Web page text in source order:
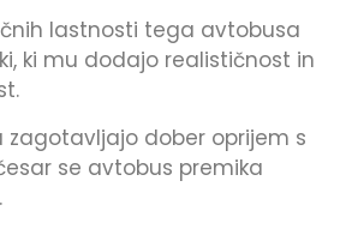
lastnosti tega avtobusa
ki mu dodajo realističnost in
zagotavljajo dober oprijem s
se avtobus premika